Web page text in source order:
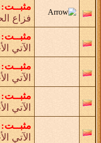
مثبــت:
فزاع
مثبــت:
الآتي
مثبــت:
الآتي
مثبــت:
الآتي
مثبــت:
الآتي